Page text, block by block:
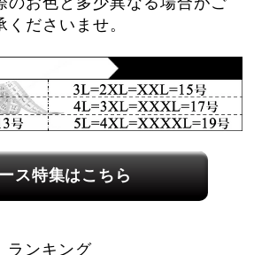
ださいませ。
ス特集はこちら
ランキング